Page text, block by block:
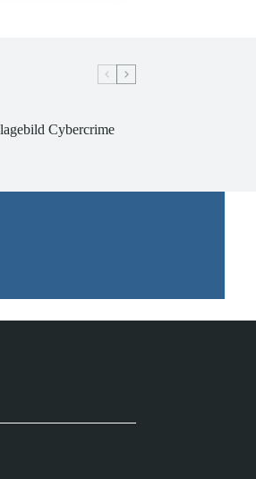
Cybercrime